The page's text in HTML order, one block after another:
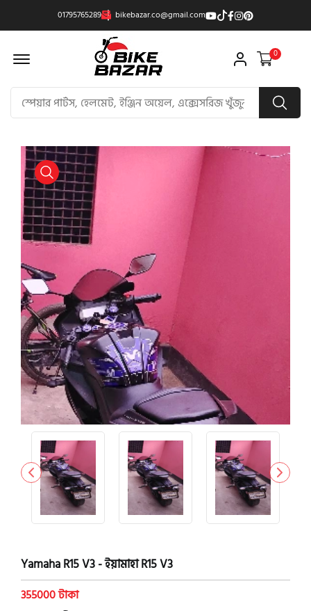
01795765289 bikebazar.co@gmail.com
Offcanvas Menu Open 0
product view
Yamaha R15 V3 - ইয়ামাহা R15 V3
355000 টাকা